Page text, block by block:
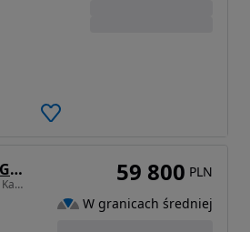
Mercedes-Benz GLK 250 CDI DPF 4Matic BlueEFFICIENCY 7G-TRONIC
2143 cm3 • 204 KM • 250CDI 4Matic Xenon LED Navi Tempomat Skóra Grzane Fot Kamera Serwis 59 800 PLN
W granicach średniej